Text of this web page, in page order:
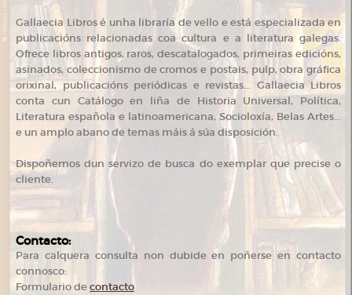
Gallaecia Libros é unha libraría de vello e está especializada en
publicacións relacionadas coa cultura e a literatura galegas.
Ofrece libros antigos, raros, descatalogados, primeiras edicións,
asinados, coleccionismo de cromos e postais, pulp, obra gráfica
orixinal, publicacións periódicas e revistas... Gallaecia Libros
conta cun Catálogo en liña de Historia Universal, Política,
Literatura española e latinoamericana, Socioloxía, Belas Artes...
e un amplo abano de temas máis á súa disposición.
Dispoñemos dun servizo de busca do exemplar que precise o
cliente.
Contacto:
Para calquera consulta non dubide en poñerse en contacto
connosco:
Formulario decontacto